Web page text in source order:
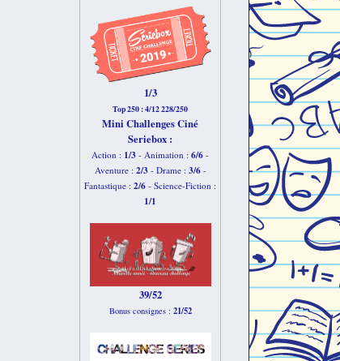
1/3
Top 250 : 4/12 228/250
Mini Challenges Ciné
Seriebox :
Action : 1/3 - Animation : 6/6 -
Aventure : 2/3- Drame : 3/6-
Fantastique : 2/6 - Science-Fiction :
1/1
39/52
Bonus consignes : 21/52